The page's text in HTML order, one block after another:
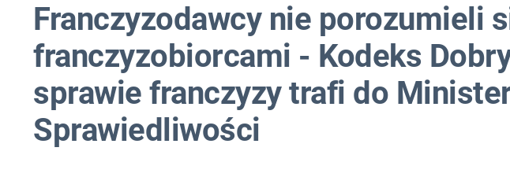
Franczyzodawcy nie porozumieli
franczyzobiorcami - Kodeks
sprawie franczyzy trafi do
Sprawiedliwości